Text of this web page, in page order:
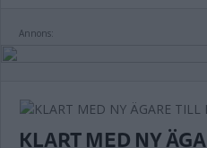
Annons:
KLART MED NY